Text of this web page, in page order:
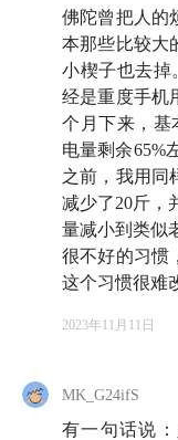
团体，专门帮助
人克服酒精依赖
👂🏻 相关节目
知行小酒馆 与
实，是你能给自
本期内容提到了
点进纵横四海主页
客：
见》
佛陀曾把人的
本那些比较大
小楔子也去掉
经是重度手机
个月下来，基
电量剩余65%
之前，我用同
减少了20斤，
量减小到类似
很不好的习惯
这个习惯很
2023年11月11日
MK_G24ifS
有一句话说